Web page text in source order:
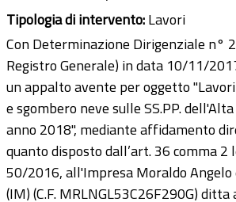
Tipologia di intervento:Lavori
Con Determinazione Dirigenziale n°
Registro Generale) in data 10/11/
un appalto avente per oggetto
e sgombero neve sulle SS.PP.
anno 2018", mediante affidamento
quanto disposto dall’art. 36 comma 2
50/2016, all'Impresa Moraldo
(IM) (C.F. MRLNGL53C26F290G)